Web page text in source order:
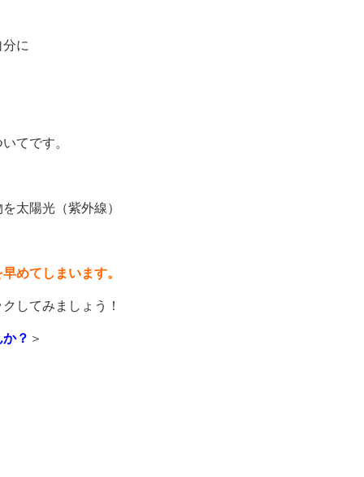
に
てです。
太陽光（紫外線）
めてしまいます。
してみましょう！
？ ＞